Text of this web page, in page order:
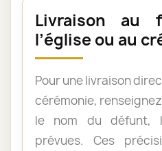
Livraison au
l’église ou au
Pour une livraison
cérémonie,
le nom du défunt,
prévues. Ces